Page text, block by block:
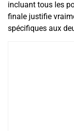
incluant tous les
finale justifie
spécifiques aux